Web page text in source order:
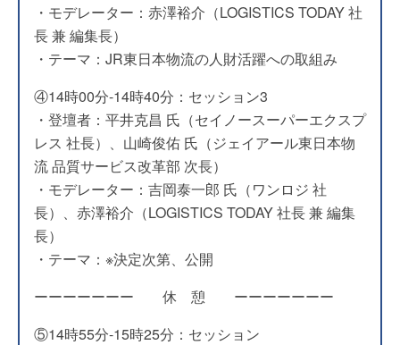
・モデレーター：赤澤裕介（LOGISTICS TODAY 社
長 兼 編集長）
・テーマ：JR東日本物流の人財活躍への取組み
④14時00分-14時40分：セッション3
・登壇者：平井克昌 氏（セイノースーパーエクスプ
レス 社長）、山崎俊佑 氏（ジェイアール東日本物
流 品質サービス改革部 次長）
・モデレーター：吉岡泰一郎 氏（ワンロジ 社
長）、赤澤裕介（LOGISTICS TODAY 社長 兼 編集
長）
・テーマ：※決定次第、公開
ーーーーーーー 休 憩 ーーーーーーー
⑤14時55分-15時25分：セッション